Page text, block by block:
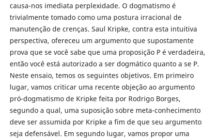
causa-nos imediata perplexidade. O dogmatismo é
trivialmente tomado como uma postura irracional de
manutenção de crenças. Saul Kripke, contra esta intuitiva
perspectiva, ofereceu um argumento que supostamente
prova que se você sabe que uma proposição P é verdadeira,
então você está autorizado a ser dogmático quanto a se P.
Neste ensaio, temos os seguintes objetivos. Em primeiro
lugar, vamos criticar uma recente objeção ao argumento
pró-dogmatismo de Kripke feita por Rodrigo Borges,
segundo a qual, uma suposição sobre meta-conhecimento
deve ser assumida por Kripke a fim de que seu argumento
seja defensável. Em segundo lugar, vamos propor uma